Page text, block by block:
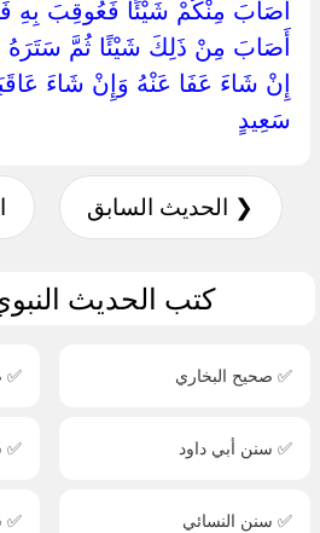
أَصَابَ مِنْكُمْ شَيْئًا فَعُوقِبَ بِهِ
أَصَابَ مِنْ ذَلِكَ شَيْئًا ثُمَّ سَتَرَهُ
إِنْ شَاءَ عَفَا عَنْهُ وَإِنْ شَاءَ
سَعِيدٍ ‏
❮ الحديث السابق
كتب الحديث
✅ صحيح البخاري ✅
✅ سنن أبي داود ✅
✅ سنن النسائي ✅